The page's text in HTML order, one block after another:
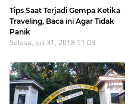
Tips Saat Terjadi Gempa Ketika
Traveling, Baca ini Agar Tidak
Panik
Selasa, Juli 31, 2018 11.03